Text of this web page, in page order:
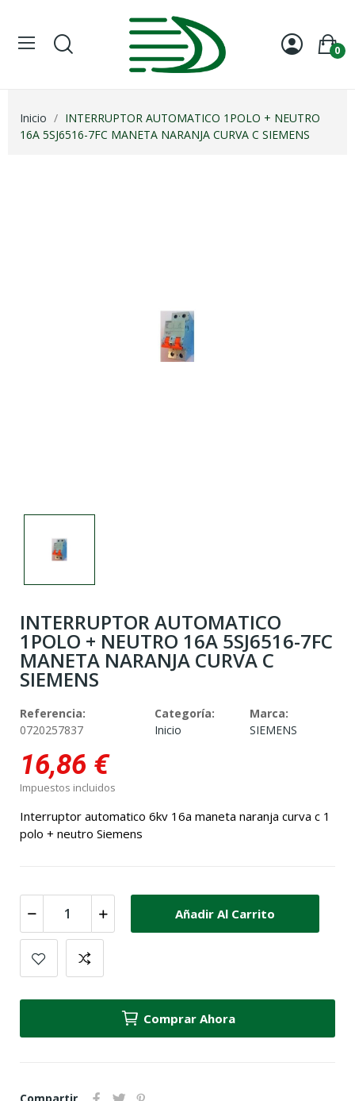
0
Inicio
INTERRUPTOR AUTOMATICO 1POLO + NEUTRO
16A 5SJ6516-7FC MANETA NARANJA CURVA C SIEMENS
INTERRUPTOR AUTOMATICO
1POLO + NEUTRO 16A 5SJ6516-7FC
MANETA NARANJA CURVA C
SIEMENS
Referencia:
0720257837
Categoría:
Inicio
Marca:
SIEMENS
16,86 €
Impuestos incluidos
Interruptor automatico 6kv 16a maneta naranja curva c 1
polo + neutro Siemens
Añadir Al Carrito
Comprar Ahora